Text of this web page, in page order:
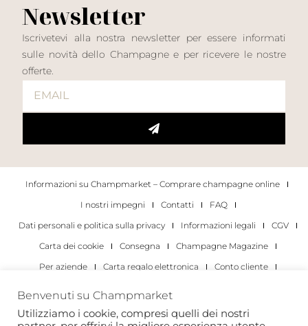
Newsletter
Iscrivetevi alla nostra newsletter per essere informati
sulle novità dello Champagne e per ricevere le nostre
offerte.
Informazioni su Champmarket – Comprare champagne online
I nostri impegni
Contatti
FAQ
Dati personali e politica sulla privacy
Informazioni legali
CGV
Carta dei cookie
Consegna
Champagne Magazine
Per aziende
Carta regalo elettronica
Conto cliente
Per gli individui
Per le aziende
Benvenuti su Champmarket
Utilizziamo i cookie, compresi quelli dei nostri